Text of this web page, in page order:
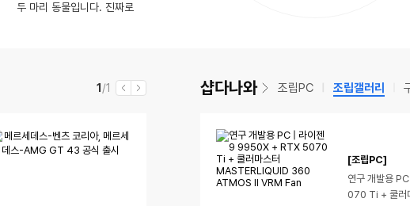
두 마리 동물입니다. 진짜로
수
댓
(8)
구멍났네요
상
영
음
동
있
지옥폭염속 현장 작업속도 10배 단축시켜주는 8월 공구 총정리!! [월간황부장 26.8]
율
현
1 전
/1
이 다
샵다나와 조립PC 조립갤러리
[조립PC]
연구 개발용
070 Ti + 쿨러